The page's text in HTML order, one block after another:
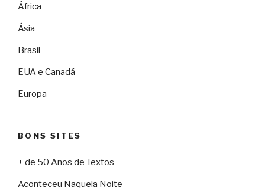
África
Ásia
Brasil
EUA e Canadá
Europa
BONS SITES
+ de 50 Anos de Textos
Aconteceu Naquela Noite